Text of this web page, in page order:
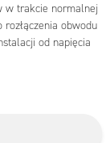
w trakcie normalnej
obwodu
od napięcia